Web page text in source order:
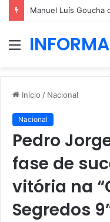
Menu
Início / Nacional
Nacional
Pedro
fase de
vitória na
Segredos